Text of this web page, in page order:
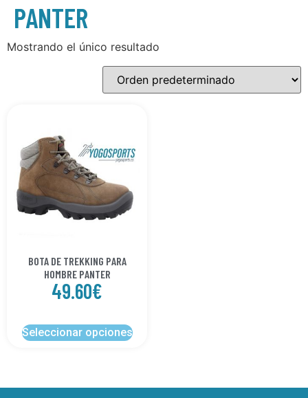
PANTER
Mostrando el único resultado
BOTA DE TREKKING PARA
HOMBRE PANTER
49.60€
Seleccionar opciones